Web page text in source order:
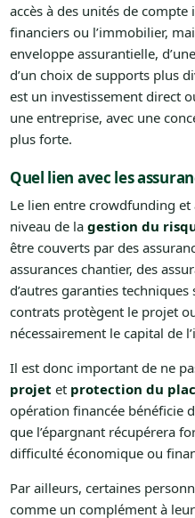
accès à des unités de
financiers ou l’immobilier,
enveloppe assurantielle,
d’un choix de supports plus
est un investissement direct
une entreprise, avec une
plus forte.
Quel lien avec les
Le lien entre crowdfunding et
niveau de la gestion du
être couverts par des
assurances chantier, des
d’autres garanties
contrats protègent le projet
nécessairement le capital de
Il est donc important de ne
projet et protection du
opération financée bénéficie
que l’épargnant récupérera
difficulté économique ou
Par ailleurs, certaines
comme un complément à